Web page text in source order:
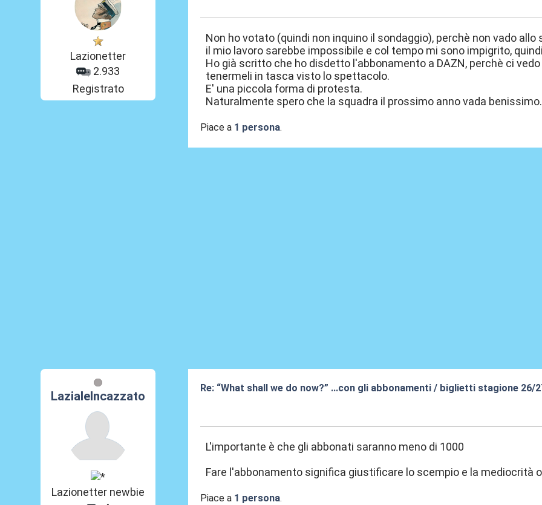
Lazionetter
2.933
Registrato
Non ho votato (quindi non inquino il sondaggio), perchè non vado
il mio lavoro sarebbe impossibile e col tempo mi sono impigrito,
Ho già scritto che ho disdetto l'abbonamento a DAZN, perchè ci
tenermeli in tasca visto lo spettacolo.
E' una piccola forma di protesta.
Naturalmente spero che la squadra il prossimo anno vada benissimo.
Piace a 1 persona.
LazialeIncazzato
Lazionetter newbie
Re: “What shall we do now?” …con gli abbonamenti / biglietti stagione 26/
L'importante è che gli abbonati saranno meno di 1000
Fare l'abbonamento significa giustificare lo scempio e la mediocrità
Piace a 1 persona.